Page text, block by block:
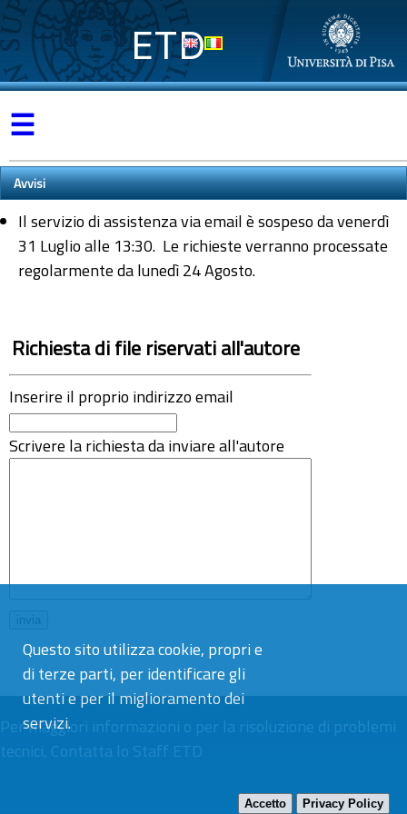
Questo sito utilizza cookie, propri e
di terze parti, per identificare gli
utenti e per il miglioramento dei
servizi.
Accetto Privacy Policy
ETD
☰
Avvisi
Il servizio di assistenza via email è sospeso da venerdì
31 Luglio alle 13:30. Le richieste verranno processate
regolarmente da lunedì 24 Agosto.
Richiesta di file riservati all'autore
Inserire il proprio indirizzo email
Scrivere la richiesta da inviare all'autore
Per maggiori informazioni o per la risoluzione di problemi
tecnici, Contatta lo Staff ETD